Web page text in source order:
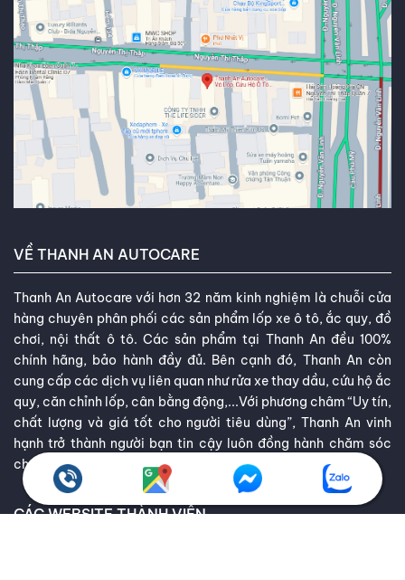
VỀ THANH AN AUTOCARE
Thanh An Autocare với hơn 32 năm kinh nghiệm là chuỗi cửa
hàng chuyên phân phối các sản phẩm lốp xe ô tô, ắc quy, đồ
chơi, nội thất ô tô. Các sản phẩm tại Thanh An đều 100%
chính hãng, bảo hành đầy đủ. Bên cạnh đó, Thanh An còn
cung cấp các dịch vụ liên quan như rửa xe thay dầu, cứu hộ ắc
quy, căn chỉnh lốp, cân bằng động,...Với phương châm “Uy tín,
chất lượng và giá tốt cho người tiêu dùng”, Thanh An vinh
hạnh trở thành người bạn tin cậy luôn đồng hành chăm sóc
cho ô tô của bạn.
CÁC WEBSITE THÀNH VIÊN